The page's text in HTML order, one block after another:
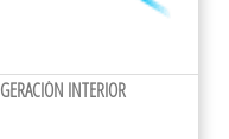
INTERIOR